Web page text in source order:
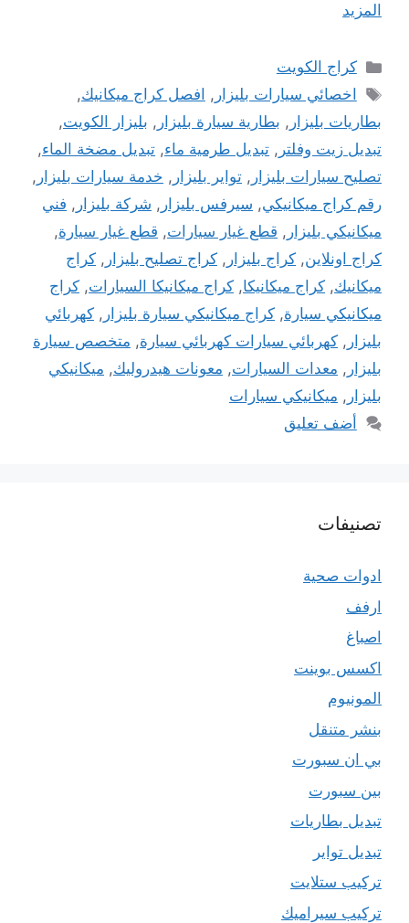
المزيد
التصنيفات
كراج الكويت
الوسوم
اخصائي سيارات بليزار , افصل كراج ميكانيك,
بطاريات بليزار , بطارية سيارة بليزار , بليزار الكويت,
تبديل زيت وفلتر , تبديل طرمية ماء, تبديل مضخة الماء,
تصليح سيارات بليزار , تواير بليزار , خدمة سيارات بليزار ,
رقم كراج ميكانيكي, سيرفس بليزار , شركة بليزار , فني
ميكانيكي بليزار , قطع غيار سيارات, قطع غيار سيارة,
كراج اونلاين, كراج بليزار , كراج تصليح بليزار , كراج
ميكانيك, كراج ميكانيكا, كراج ميكانيكا السيارات, كراج
ميكانيكي سيارة, كراج ميكانيكي سيارة بليزار , كهربائي
بليزار , كهربائي سيارات كهربائي سيارة, متخصص سيارة
بليزار , معدات السيارات, معونات هيدروليك, ميكانيكي
بليزار , ميكانيكي سيارات
أضف تعليق
تصنيفات
ادوات صحية
ارفف
اصباغ
اكسس بوينت
المونيوم
بنشر متنقل
بي ان سبورت
بين سبورت
تبديل بطاريات
تبديل تواير
تركيب ستلايت
تركيب سيراميك